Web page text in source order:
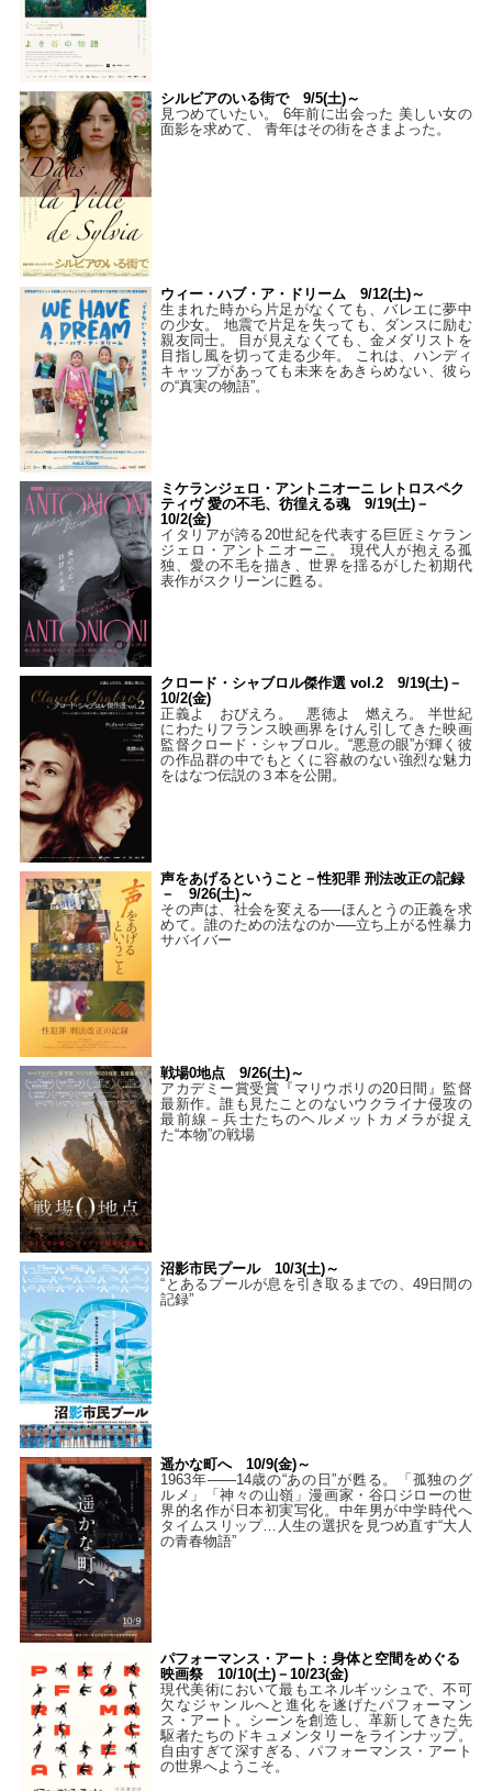
シルビアのいる街で 9/5(土)～
見つめていたい。 6年前に出会った 美しい女の
面影を求めて、 青年はその街をさまよった。
ウィー・ハブ・ア・ドリーム 9/12(土)～
生まれた時から片足がなくても、バレエに夢中
の少女。 地震で片足を失っても、ダンスに励む
親友同士。 目が見えなくても、金メダリストを
目指し風を切って走る少年。 これは、ハンディ
キャップがあっても未来をあきらめない、彼ら
の“真実の物語”。
ミケランジェロ・アントニオーニ レトロスペク
ティヴ 愛の不毛、彷徨える魂 9/19(土)－
10/2(金)
イタリアが誇る20世紀を代表する巨匠ミケラン
ジェロ・アントニオーニ。 現代人が抱える孤
独、愛の不毛を描き、世界を揺るがした初期代
表作がスクリーンに甦る。
クロード・シャブロル傑作選 vol.2 9/19(土)－
10/2(金)
正義よ おびえろ。 悪徳よ 燃えろ。 半世紀
にわたりフランス映画界をけん引してきた映画
監督クロード・シャブロル。“悪意の眼”が輝く彼
の作品群の中でもとくに容赦のない強烈な魅力
をはなつ伝説の３本を公開。
声をあげるということ－性犯罪 刑法改正の記録
－ 9/26(土)～
その声は、社会を変える──ほんとうの正義を求
めて。誰のための法なのか──立ち上がる性暴力
サバイバー
戦場0地点 9/26(土)～
アカデミー賞受賞『マリウポリの20日間』監督
最新作。誰も見たことのないウクライナ侵攻の
最前線－兵士たちのヘルメットカメラが捉え
た“本物”の戦場
沼影市民プール 10/3(土)～
“とあるプールが息を引き取るまでの、49日間の
記録”
遥かな町へ 10/9(金)～
1963年――14歳の“あの日”が甦る。「孤独のグ
ルメ」「神々の山嶺」漫画家・谷口ジローの世
界的名作が日本初実写化。中年男が中学時代へ
タイムスリップ…人生の選択を見つめ直す“大人
の青春物語”
パフォーマンス・アート：身体と空間をめぐる
映画祭 10/10(土)－10/23(金)
現代美術において最もエネルギッシュで、不可
欠なジャンルへと進化を遂げたパフォーマン
ス・アート。シーンを創造し、革新してきた先
駆者たちのドキュメンタリーをラインナップ。
自由すぎて深すぎる、パフォーマンス・アート
の世界へようこそ。